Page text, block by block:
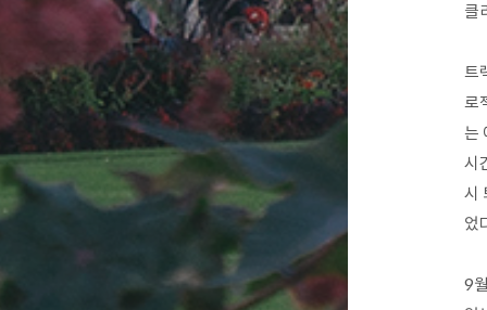
클
트
로
는
시
시
었
9